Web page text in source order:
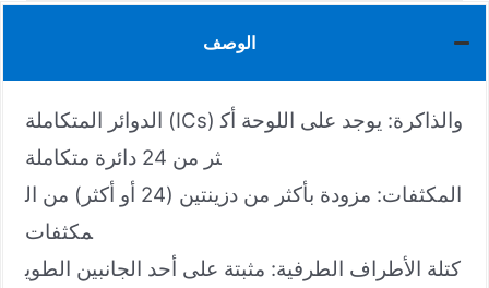
الوصف
الدوائر المتكاملة (ICs) والذاكرة: يوجد على اللوحة أك
ثر من 24 دائرة متكاملة
المكثفات: مزودة بأكثر من دزينتين (24 أو أكثر) من ال
مكثفات
كتلة الأطراف الطرفية: مثبتة على أحد الجانبين الطوي